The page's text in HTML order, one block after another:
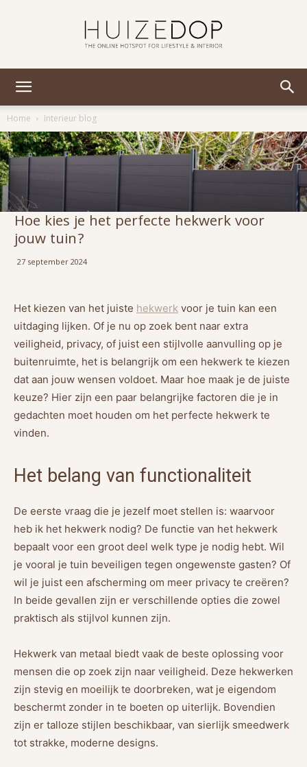
Home
Interieur blog
Hoe kies je het perfecte hekwerk voor
jouw tuin?
27 september 2024
Het kiezen van het juiste hekwerk voor je tuin kan een
uitdaging lijken. Of je nu op zoek bent naar extra
veiligheid, privacy, of juist een stijlvolle aanvulling op je
buitenruimte, het is belangrijk om een hekwerk te kiezen
dat aan jouw wensen voldoet. Maar hoe maak je de juiste
keuze? Hier zijn een paar belangrijke factoren die je in
gedachten moet houden om het perfecte hekwerk te
vinden.
Het belang van functionaliteit
De eerste vraag die je jezelf moet stellen is: waarvoor
heb ik het hekwerk nodig? De functie van het hekwerk
bepaalt voor een groot deel welk type je nodig hebt. Wil
je vooral je tuin beveiligen tegen ongewenste gasten? Of
wil je juist een afscherming om meer privacy te creëren?
In beide gevallen zijn er verschillende opties die zowel
praktisch als stijlvol kunnen zijn.
Hekwerk van metaal biedt vaak de beste oplossing voor
mensen die op zoek zijn naar veiligheid. Deze hekwerken
zijn stevig en moeilijk te doorbreken, wat je eigendom
beschermt zonder in te boeten op uiterlijk. Bovendien
zijn er talloze stijlen beschikbaar, van sierlijk smeedwerk
tot strakke, moderne designs.